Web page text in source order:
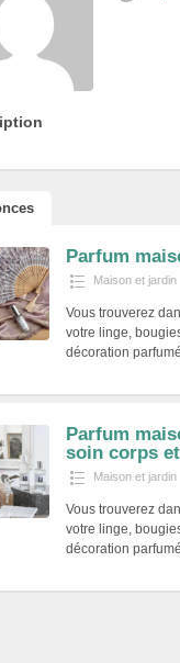
Parfum
Maison et jardin
Vous trouverez
votre linge,
décoration
Parfum
soin corps
Maison et jardin
Vous trouverez
votre linge,
décoration